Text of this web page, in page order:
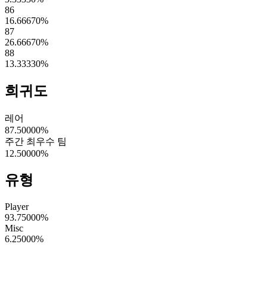
86
16.66670%
87
26.66670%
88
13.33330%
희귀도
레어
87.50000%
주간 최우수 팀
12.50000%
유형
Player
93.75000%
Misc
6.25000%